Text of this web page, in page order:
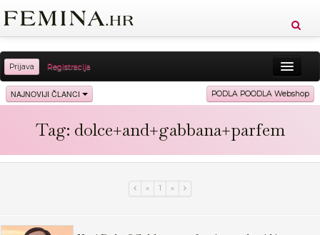
Prijava Registracija
Sreća Zdravlje Vitkost
Moda Ljubav Relax Putovanja Recepti
NAJNOVIJI ČLANCI PODLA POODLA Webshop
Tag: dolce+and+gabbana+parfem
« 1 »